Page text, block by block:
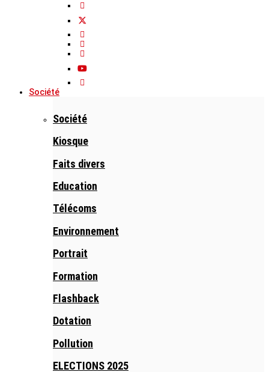
Société
Société
Kiosque
Faits divers
Education
Télécoms
Environnement
Portrait
Formation
Flashback
Dotation
Pollution
ELECTIONS 2025